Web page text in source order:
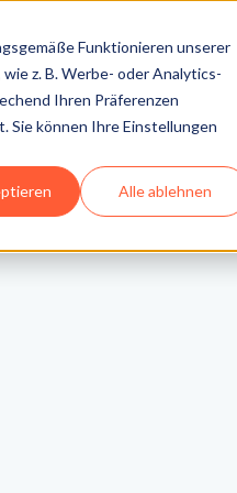
Funktionieren unserer
z. B. Werbe- oder Analytics-
Ihren Präferenzen
Sie können Ihre Einstellungen
Alle ablehnen